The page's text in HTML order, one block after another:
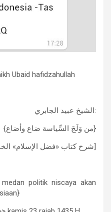
Ubaid hafidzahullah
الشيخ عبيد الجابري:
{من وَلَجَ السِّياسة ضاع وأضاع}
[شرح كتاب «فضل الإسلام» الخميس 23 رجب
politik niscaya akan